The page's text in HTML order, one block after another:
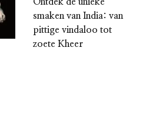
smaken van India: van
pittige vindaloo tot
zoete Kheer